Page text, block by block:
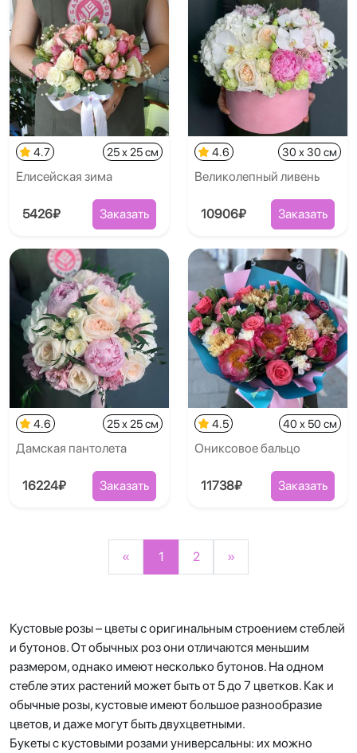
4.7 25 x 25 см
Елисейская зима
5426₽ Заказать
4.6 30 x 30 см
Великолепный ливень
10906₽ Заказать
4.6 25 x 25 см
Дамская пантолета
16224₽ Заказать
4.5 40 x 50 см
Ониксовое бальцо
11738₽ Заказать
« 1 2 »
Кустовые розы – цветы с оригинальным строением стеблей
и бутонов. От обычных роз они отличаются меньшим
размером, однако имеют несколько бутонов. На одном
стебле этих растений может быть от 5 до 7 цветков. Как и
обычные розы, кустовые имеют большое разнообразие
цветов, и даже могут быть двухцветными.
Букеты с кустовыми розами универсальны: их можно